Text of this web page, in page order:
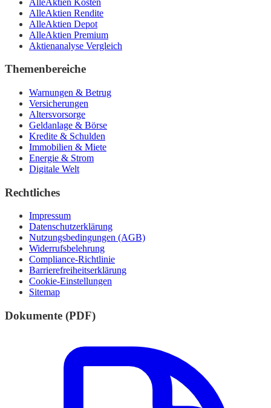
AlleAktien Rendite
AlleAktien Depot
AlleAktien Premium
Aktienanalyse Vergleich
Themenbereiche
Warnungen & Betrug
Versicherungen
Altersvorsorge
Geldanlage & Börse
Kredite & Schulden
Immobilien & Miete
Energie & Strom
Digitale Welt
Rechtliches
Impressum
Datenschutzerklärung
Nutzungsbedingungen (AGB)
Widerrufsbelehrung
Compliance-Richtlinie
Barrierefreiheitserklärung
Cookie-Einstellungen
Sitemap
Dokumente (PDF)